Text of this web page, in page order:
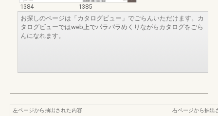
1384
1385
お探しのページは「カタログビュー」でごらんいただけます。カ
タログビューではweb上でパラパラめくりながらカタログをごら
んになれます。
左ページから抽出された内容
右ページから抽出